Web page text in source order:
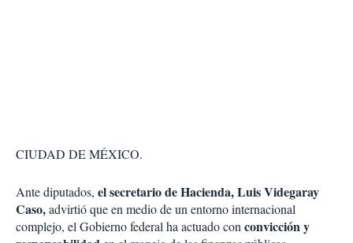
CIUDAD DE MÉXICO.
Ante diputados, el secretario de Hacienda, Luis Videgaray
Caso,advirtió que en medio de un entorno internacional
complejo, el Gobierno federal ha actuado con convicción y